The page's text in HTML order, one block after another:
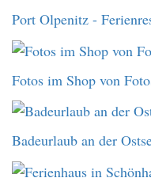
Port Olpenitz -
Fotos im Shop von
Badeurlaub an der